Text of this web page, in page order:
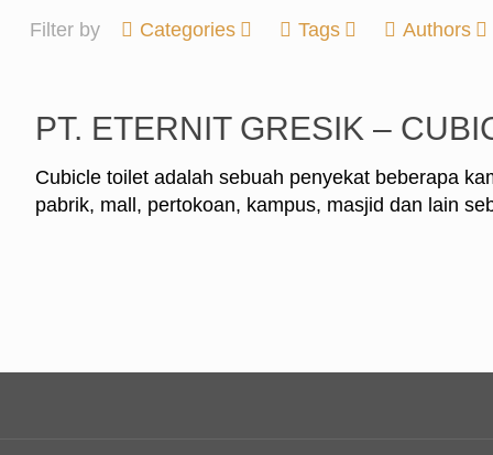
Filter by Categories Tags Authors
PT. ETERNIT GRESIK –
Cubicle toilet adalah sebuah penyekat beberapa
pabrik, mall, pertokoan, kampus, masjid dan lain